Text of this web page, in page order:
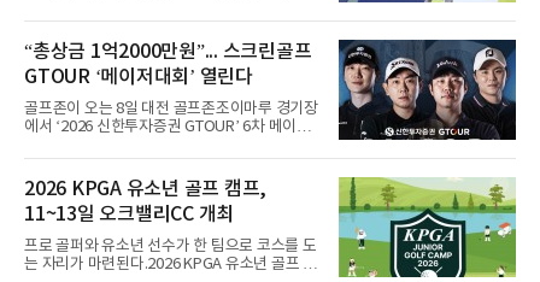
드 합계 8언더파 136타를 적어내며 한국프로골
프 챔피언스투어 시즌 2승째를 신고했다.우승
상금은 2천400만원이다. 이번 우승으로 챔피언
스투어 통산 7승 고지를 밟았다.5언더파 139타
를 친 장익제와 최호성이 공동 2위를 나눠 가졌
고, 4언더파 140타의 손준호가 4위에 자리했다.
“총상금 1억2000만원”... 스크린골프
GTOUR ‘메이저대회’ 열린다
골프존이 오는 8일 대전 골프존조이마루 경기장
에서 ‘2026 신한투자증권 GTOUR’ 6차 메이저
대회는 총상금 1억 2천만원 규모로, 우승자에게
는 상금 2천 5백만원과 대상&신인상 포인트 3천
점을 지급하고 3년간의 GTOUR 시드권을 부여
한다. KPGA 투어프로 중 1, 2라운드 합산 1위에
게는 오는 9월 17일부터 20일까지 골프존카운
티 선산에서 열리는 KPGA ‘골프존 오픈’ 출전권
을 부여한다.대회는 골프존 투비전NX플러스 투
2026 KPGA 유소년 골프 캠프,
11~13일 오크밸리CC 개최
프로 골퍼와 유소년 선수가 한 팀으로 코스를 도
는 자리가 마련된다.2026 KPGA 유소년 골프 캠